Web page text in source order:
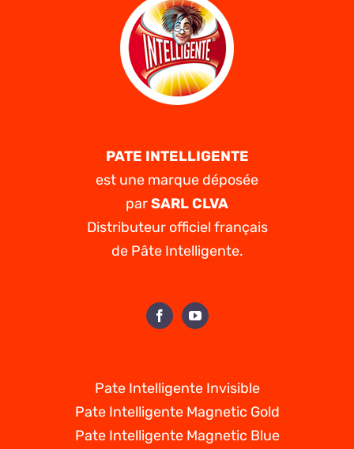
PATE INTELLIGENTE
est une marque déposée
parSARL CLVA
Distributeur officiel français
de Pâte Intelligente.
Pate Intelligente Invisible
Pate Intelligente Magnetic Gold
Pate Intelligente Magnetic Blue